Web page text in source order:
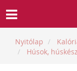
Nyitólap
Húsok,